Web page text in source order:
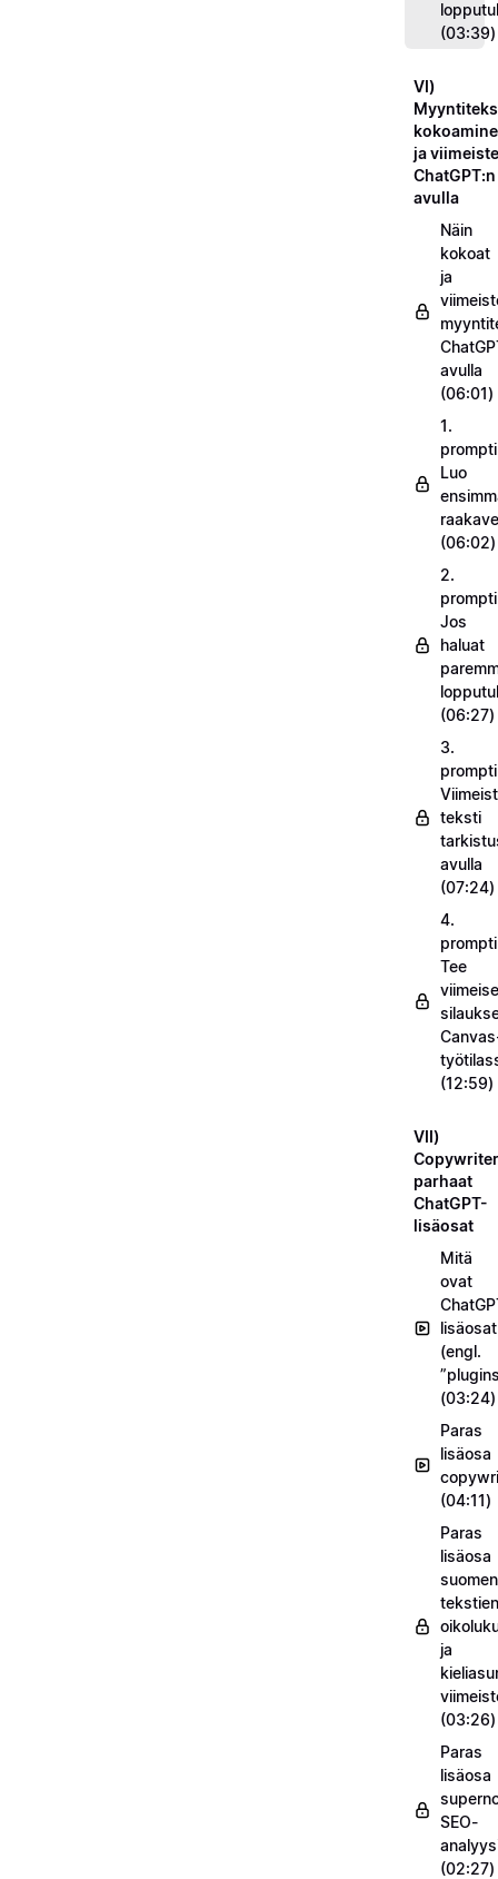
(03:39)
VI)
ja
ChatGPT:n
avulla
Näin
kokoat
ja
avulla
(06:01)
1.
Luo
(06:02)
2.
Jos
haluat
(06:27)
3.
teksti
avulla
(07:24)
4.
Tee
(12:59)
VII)
parhaat
ChatGPT-
lisäosat
Mitä
ovat
lisäosat
(engl.
(03:24)
Paras
lisäosa
(04:11)
Paras
lisäosa
tekstien
ja
(03:26)
Paras
lisäosa
SEO-
(02:27)